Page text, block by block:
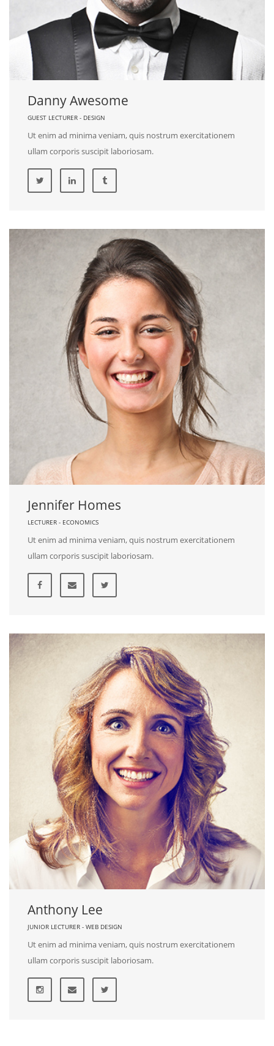
Danny Awesome
GUEST LECTURER - DESIGN
Ut enim ad minima veniam, quis nostrum exercitationem
ullam corporis suscipit laboriosam.
Jennifer Homes
LECTURER - ECONOMICS
Ut enim ad minima veniam, quis nostrum exercitationem
ullam corporis suscipit laboriosam.
Anthony Lee
JUNIOR LECTURER - WEB DESIGN
Ut enim ad minima veniam, quis nostrum exercitationem
ullam corporis suscipit laboriosam.